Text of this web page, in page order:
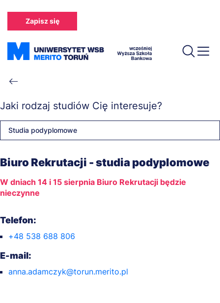
treści
Zapisz się
Ścieżka
nawigacyjna
Jaki rodzaj studiów Cię interesuje?
Studia podyplomowe
Biuro Rekrutacji - studia podyplomowe
W dniach 14 i 15 sierpnia Biuro Rekrutacji będzie
nieczynne
Telefon:
+48 538 688 806
E-mail:
anna.adamczyk@torun.merito.pl